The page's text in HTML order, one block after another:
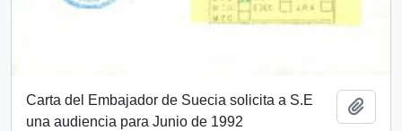
Carta del Embajador de Suecia solicita a S.E
una audiencia para Junio de 1992